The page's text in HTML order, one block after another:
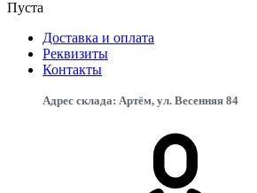
Пуста
Доставка и оплата
Реквизиты
Контакты
Адрес склада: Артём, ул. Весенняя 84